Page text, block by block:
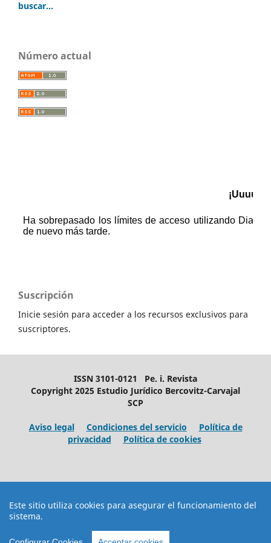
Este sitio utiliza cookies para asegurar el funcionamiento del
sistema.
buscar...
Número actual
Suscripción
Inicie sesión para acceder a los recursos exclusivos para
suscriptores.
ISSN 3101-0121 Pe. i. Revista
Copyright 2025 Estudio Jurídico Bercovitz-Carvajal
SCP
Aviso legal Condiciones del servicio
Política de
privacidad
Política de cookies